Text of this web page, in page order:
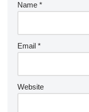
Name *
Email *
Website